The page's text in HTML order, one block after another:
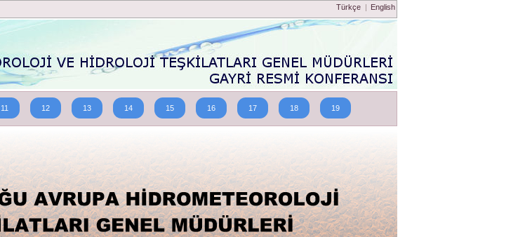
Türkçe | English
12 13 14 15 16 17 18 19